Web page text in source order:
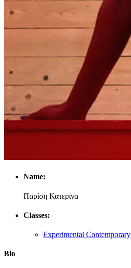
Name:
Παρίση Κατερίνα
Classes:
Experimental Contemporary
Bio